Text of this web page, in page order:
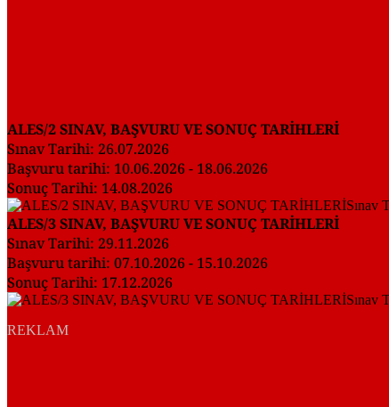
ALES/2 SINAV, BAŞVURU VE SONUÇ TARİHLERİ
Sınav Tarihi: 26.07.2026
Başvuru tarihi: 10.06.2026 - 18.06.2026
Sonuç Tarihi: 14.08.2026
ALES/3 SINAV, BAŞVURU VE SONUÇ TARİHLERİ
Sınav Tarihi: 29.11.2026
Başvuru tarihi: 07.10.2026 - 15.10.2026
Sonuç Tarihi: 17.12.2026
REKLAM